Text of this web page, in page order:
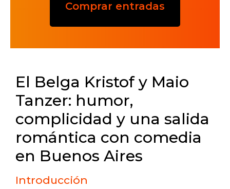
Comprar entradas
El Belga Kristof y Maio
Tanzer: humor,
complicidad y una salida
romántica con comedia
en Buenos Aires
Introducción